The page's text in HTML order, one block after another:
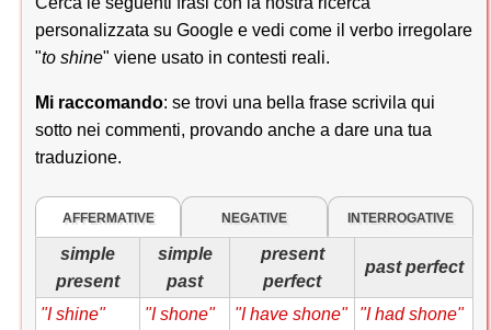
personalizzata su Google e vedi come il verbo irregolare
"to shine" viene usato in contesti reali.
Mi raccomando: se trovi una bella frase scrivila qui
sotto nei commenti, provando anche a dare una tua
traduzione.
AFFERMATIVE NEGATIVE INTERROGATIVE
simple
present
simple
past
present
perfect
past perfect
"I shine" "I shone" "I have shone" "I had shone"